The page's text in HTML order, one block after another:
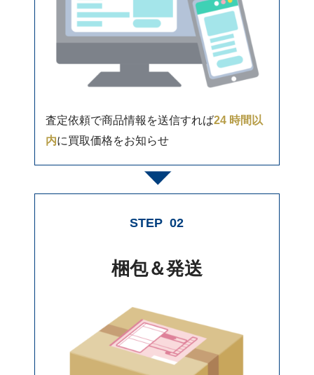
査定依頼で商品情報を送信すれば24 時間以
内に買取価格をお知らせ
STEP 02
梱包＆発送